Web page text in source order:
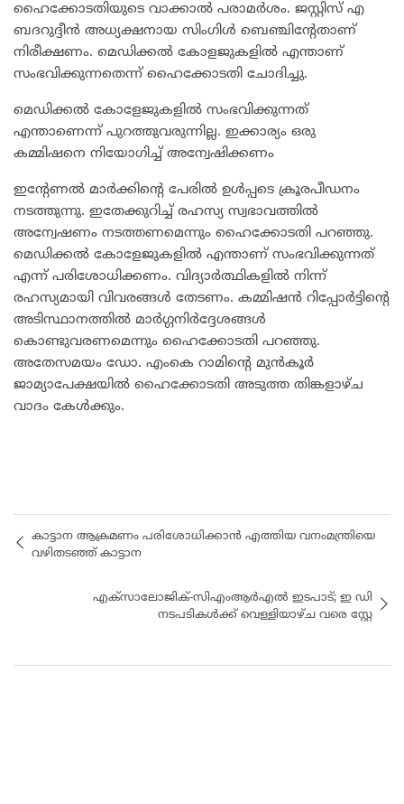
ഹൈക്കോടതിയുടെ വാക്കാൽ പരാമർശം. ജസ്റ്റിസ് എ
ബദറുദ്ദീൻ അധ്യക്ഷനായ സിംഗിൾ ബെഞ്ചിന്റേതാണ്
നിരീക്ഷണം. മെഡിക്കൽ കോളജുകളിൽ എന്താണ്
സംഭവിക്കുന്നതെന്ന് ഹൈക്കോടതി ചോദിച്ചു.
മെഡിക്കൽ കോളേജുകളിൽ സംഭവിക്കുന്നത്
എന്താണെന്ന് പുറത്തുവരുന്നില്ല. ഇക്കാര്യം ഒരു
കമ്മിഷനെ നിയോഗിച്ച് അന്വേഷിക്കണം
ഇന്റേണൽ മാർക്കിന്റെ പേരിൽ ഉൾപ്പടെ ക്രൂരപീഡനം
നടത്തുന്നു. ഇതേക്കുറിച്ച് രഹസ്യ സ്വഭാവത്തിൽ
അന്വേഷണം നടത്തണമെന്നും ഹൈക്കോടതി പറഞ്ഞു.
മെഡിക്കൽ കോളേജുകളിൽ എന്താണ് സംഭവിക്കുന്നത്
എന്ന് പരിശോധിക്കണം. വിദ്യാർത്ഥികളിൽ നിന്ന്
രഹസ്യമായി വിവരങ്ങൾ തേടണം. കമ്മിഷൻ റിപ്പോർട്ടിന്റെ
അടിസ്ഥാനത്തിൽ മാർഗ്ഗനിർദ്ദേശങ്ങൾ
കൊണ്ടുവരണമെന്നും ഹൈക്കോടതി പറഞ്ഞു.
അതേസമയം ഡോ. എംകെ റാമിന്റെ മുൻകൂർ
ജാമ്യാപേക്ഷയിൽ ഹൈക്കോടതി അടുത്ത തിങ്കളാഴ്ച
വാദം കേൾക്കും.
കാട്ടാന ആക്രമണം പരിശോധിക്കാൻ എത്തിയ വനംമന്ത്രിയെ
വഴിതടഞ്ഞ് കാട്ടാന
എക്‌സാലോജിക്-സിഎംആർഎൽ ഇടപാട്; ഇ ഡി
നടപടികൾക്ക് വെള്ളിയാഴ്ച വരെ സ്റ്റേ